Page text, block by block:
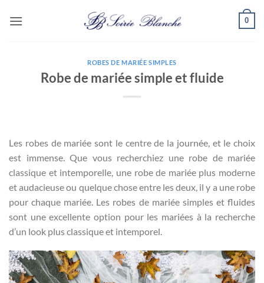
0
ROBES DE MARIÉE SIMPLES
Robe de mariée simple et fluide
Les robes de mariée sont le centre de la journée, et le choix
est immense. Que vous recherchiez une robe de mariée
classique et intemporelle, une robe de mariée plus moderne
et audacieuse ou quelque chose entre les deux, il y a une robe
pour chaque mariée. Les robes de mariée simples et fluides
sont une excellente option pour les mariées à la recherche
d’un look plus classique et intemporel.